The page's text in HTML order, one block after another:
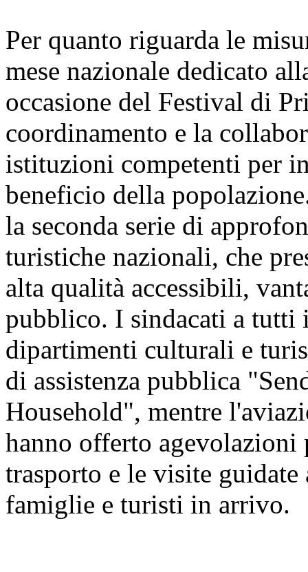
Per quanto riguarda le
mese nazionale dedicato
occasione del Festival di
coordinamento e la
istituzioni competenti per
beneficio della
la seconda serie di
turistiche nazionali, che
alta qualità accessibili,
pubblico. I sindacati a
dipartimenti culturali e
di assistenza pubblica
Household", mentre
hanno offerto
trasporto e le visite
famiglie e turisti in arrivo.